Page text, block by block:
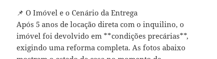
📌 O Imóvel e o Cenário da Entrega
Após 5 anos de locação direta com o inquilino, o
imóvel foi devolvido em **condições precárias**,
exigindo uma reforma completa. As fotos abaixo